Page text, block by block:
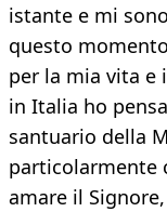
istante e mi
questo
per la mia vita e
in Italia ho
santuario della
particolarmente
amare il